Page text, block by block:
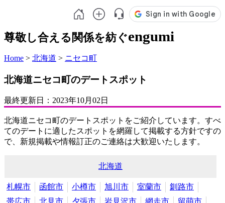
尊敬し合える関係を紡ぐengumi
Home > 北海道 > ニセコ町
北海道ニセコ町のデートスポット
最終更新日： 2023年10月02日
北海道ニセコ町のデートスポットをご紹介しています。すべ
てのデートに適したスポットを網羅して掲載する方針ですの
で、新規掲載や情報訂正のご連絡は大歓迎いたします。
北海道
札幌市 函館市 小樽市 旭川市 室蘭市
釧路市